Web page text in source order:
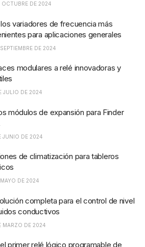
OCTUBRE DE 2024
variadores de frecuencia más
para aplicaciones generales
DE 2024
modulares a relé innovadoras y
JULIO DE 2024
módulos de expansión para Finder
JUNIO DE 2024
de climatización para tableros
DE 2024
completa para el control de nivel
conductivos
MARZO DE 2024
primer relé lógico programable de